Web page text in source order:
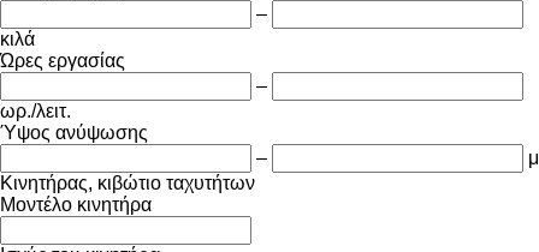
–
κιλά
Ώρες εργασίας
–
ωρ./λειτ.
Ύψος ανύψωσης
–
μ
Κινητήρας, κιβώτιο ταχυτήτων
Μοντέλο κινητήρα